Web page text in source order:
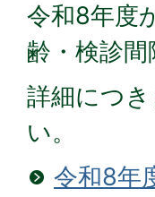
令和8年度
齢・検診間
詳細につ
い。
令和8年